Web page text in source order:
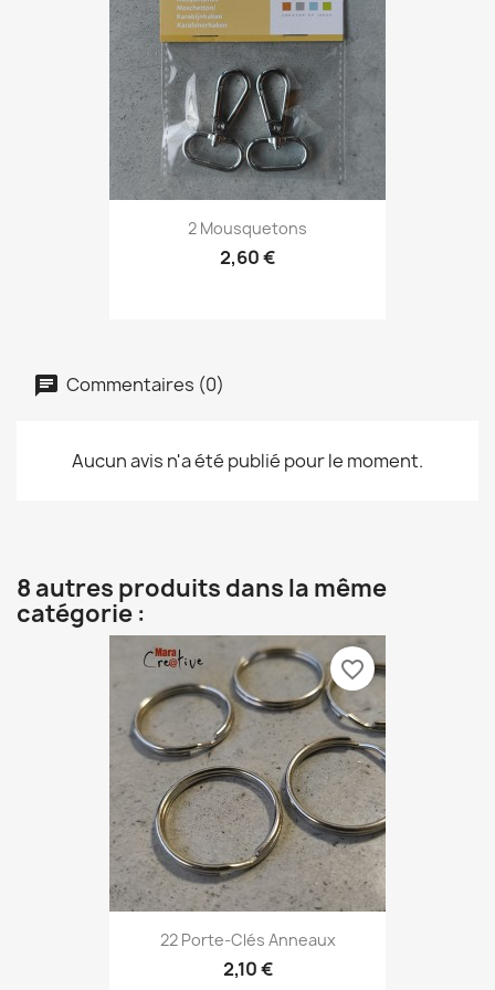
2 Mousquetons
2,60 €
Commentaires (0)
Aucun avis n'a été publié pour le moment.
8 autres produits dans la même
catégorie :
22 Porte-Clés Anneaux
2,10 €
favorite_border